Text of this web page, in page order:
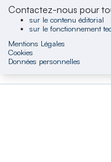
Contactez-nous pour
sur le contenu éditorial
sur le fonctionnement
Mentions Légales
Cookies
Données personnelles